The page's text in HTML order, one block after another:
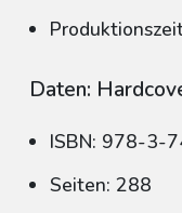
Daten:
ISBN: 978-3-
Seiten: 288